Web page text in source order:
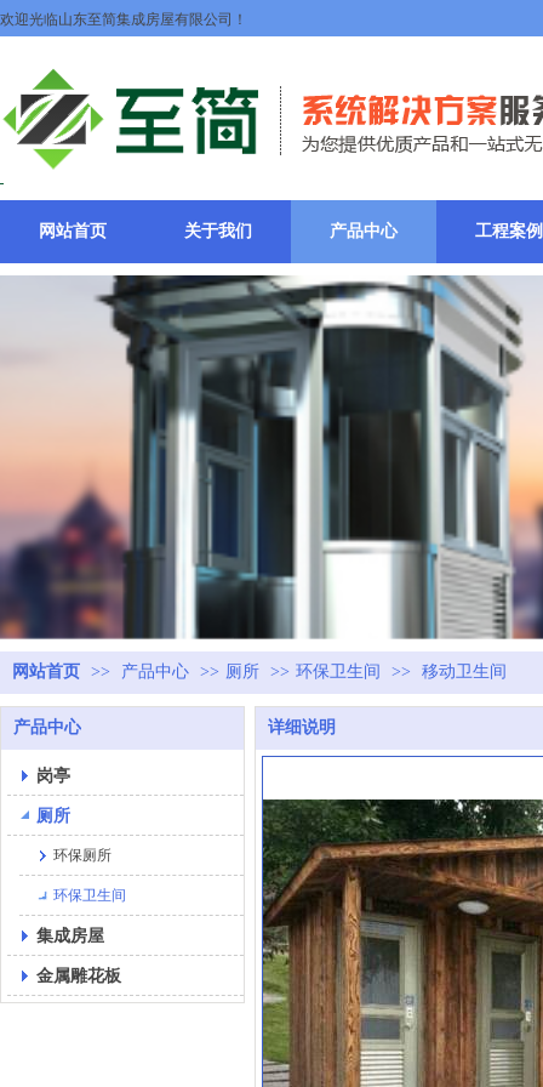
欢迎光临山东至简集成房屋有限公司！
网站首页 关于我们 产品中心 工程案例
网站首页 >> 产品中心 >> 厕所 >> 环保卫生间 >> 移动卫生间
产品中心
岗亭
厕所
环保厕所
环保卫生间
集成房屋
金属雕花板
详细说明